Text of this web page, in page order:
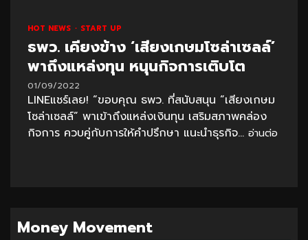
HOT NEWS START UP
ธพว. เคียงข้าง ‘เสียงเกษมโซล่าเซลล์’
พาถึงแหล่งทุน หนุนกิจการเติบโต
01/09/2022
LINEแชร์เลย! “ขอบคุณ ธพว. ที่สนับสนุน “เสียงเกษม
โซล่าเซลล์” พาเข้าถึงแหล่งเงินทุน เสริมสภาพคล่อง
กิจการ ควบคู่กับการให้คำปรึกษา แนะนำธุรกิจ... อ่านต่อ
Money Movement